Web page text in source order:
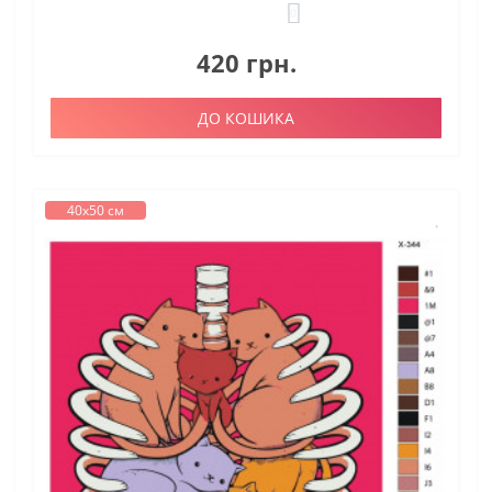
420 грн.
ДО КОШИКА
40х50 см